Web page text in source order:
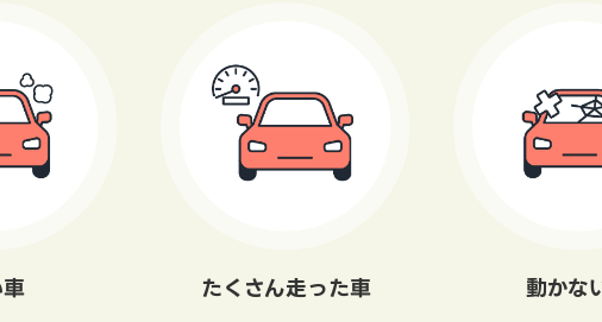
たくさん走った車 動かな